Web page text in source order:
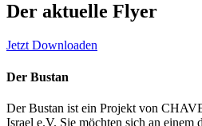
Der aktuelle Flyer
Jetzt Downloaden
Der Bustan
Der Bustan ist ein Projekt von
Israel e.V. Sie möchten sich an einem